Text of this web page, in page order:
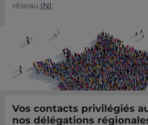
réseau INI.
Vos contacts privilégiés
nos délégations